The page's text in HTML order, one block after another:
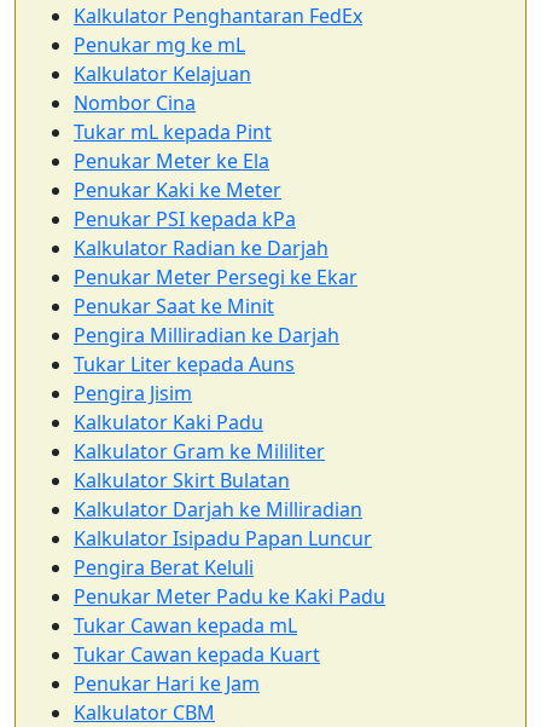
Kalkulator Penghantaran FedEx
Penukar mg ke mL
Kalkulator Kelajuan
Nombor Cina
Tukar mL kepada Pint
Penukar Meter ke Ela
Penukar Kaki ke Meter
Penukar PSI kepada kPa
Kalkulator Radian ke Darjah
Penukar Meter Persegi ke Ekar
Penukar Saat ke Minit
Pengira Milliradian ke Darjah
Tukar Liter kepada Auns
Pengira Jisim
Kalkulator Kaki Padu
Kalkulator Gram ke Mililiter
Kalkulator Skirt Bulatan
Kalkulator Darjah ke Milliradian
Kalkulator Isipadu Papan Luncur
Pengira Berat Keluli
Penukar Meter Padu ke Kaki Padu
Tukar Cawan kepada mL
Tukar Cawan kepada Kuart
Penukar Hari ke Jam
Kalkulator CBM